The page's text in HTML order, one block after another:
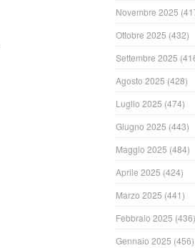
Novembre 2025
Ottobre 2025 (432)
Settembre 2025
Agosto 2025 (428)
Luglio 2025 (474)
Giugno 2025 (443)
Maggio 2025 (484)
Aprile 2025 (424)
Marzo 2025 (441)
Febbraio 2025 (436)
Gennaio 2025 (456)